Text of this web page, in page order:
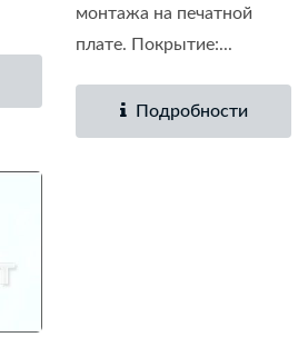
монтажа на печатной
плате. Покрытие:...
Подробности